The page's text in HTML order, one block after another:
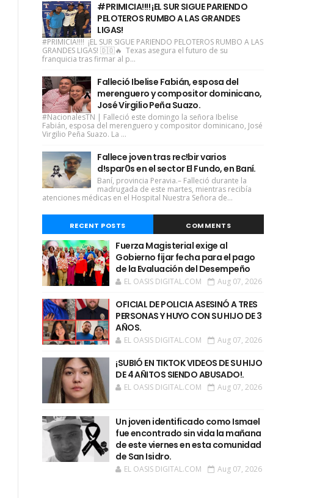
#PRIMICIA!!!! ¡EL SUR SIGUE PARIENDO
PELOTEROS RUMBO A LAS GRANDES
LIGAS!
#PRIMICIA!!!! ¡EL SUR SIGUE PARIENDO PELOTEROS RUMBO A LAS
GRANDES LIGAS! 🇩🇴🔥 Texas asegura el futuro de su
franquicia tras firmar al p...
Falleció Ibelise Fabián, esposa del
merenguero y compositor dominicano,
José Virgilio Peña Suazo.
#NacionalesTN | Falleció este domingo la señora Ibelise
Fabián, esposa del merenguero y compositor dominicano, José
Virgilio Peña Suazo. La ...
Fallece joven tras rec!bir varios
d!spar0s en el sector El Fundo, en Baní.
Baní, provincia Peravia.– Falleció durante la
madrugada de este martes, mientras recibía
atenciones médicas en el Hospital Nuestra Señora de...
RECENT POSTS COMMENTS
Fuerza Magisterial exige al
Gobierno fijar fecha para el pago
de la Evaluación del Desempeño
EL OASIS DIGITAL.COM Aug 07, 2026
OFICIAL DE POLICIA ASESINÓ A TRES
PERSONAS Y HUYO CON SU HIJO DE 3
AÑOS.
EL OASIS DIGITAL.COM Aug 07, 2026
¡SUBIÓ EN TIKTOK VIDEOS DE SU HIJO
DE 4 AÑITOS SIENDO ABUSADO!.
EL OASIS DIGITAL.COM Aug 07, 2026
Un joven identificado como Ismael
fue encontrado sin vida la mañana
de este viernes en esta comunidad
de San Isidro.
EL OASIS DIGITAL.COM Aug 07, 2026